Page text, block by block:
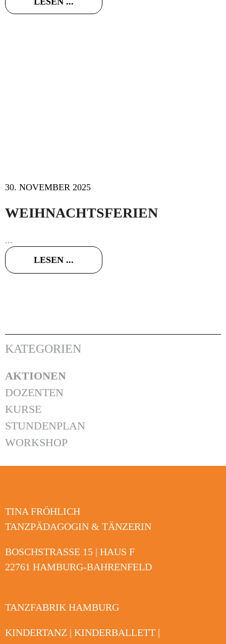
30. NOVEMBER 2025
WEIHNACHTSFERIEN
...
LESEN ...
KATEGORIEN
AKTIONEN
DOZENTEN
KURSE
STUNDENPLAN
WORKSHOP
TINA FRÖHLICH
TANZPÄDAGOGIN & TÄNZERIN
BOSCHSTRASSE 15 | HAUS F
22761 HAMBURG-BAHRENFELD
TANZFABRIK HAMBURG
KINDERTANZ | KINDERBALLETT |